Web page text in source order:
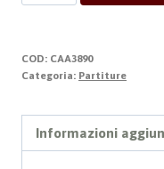
sacre
COD: CAA3890
Categoria: Partiture
Informazioni